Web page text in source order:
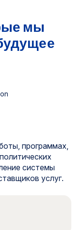
мы
программах,
системы
услуг.